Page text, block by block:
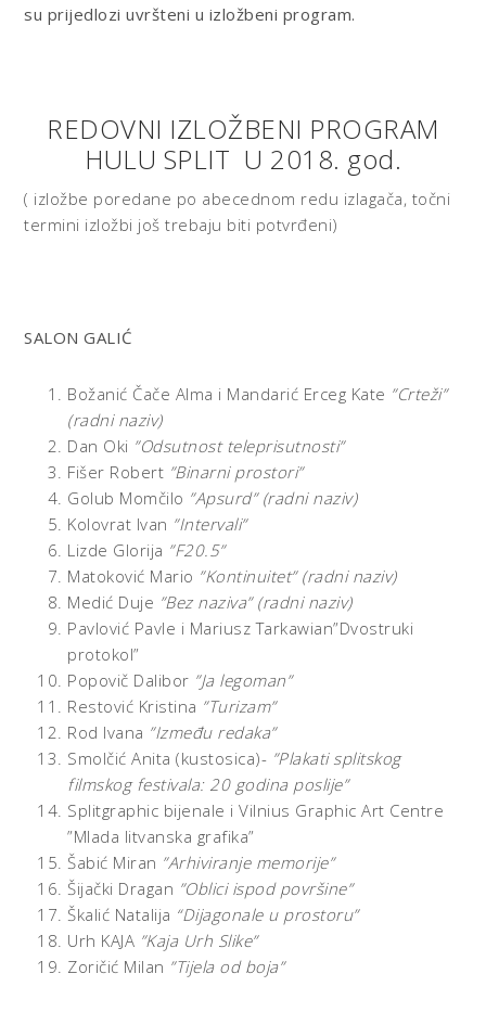
su prijedlozi uvršteni u izložbeni program.
REDOVNI IZLOŽBENI PROGRAM
HULU SPLIT U 2018. god.
( izložbe poredane po abecednom redu izlagača, točni
termini izložbi još trebaju biti potvrđeni)
SALON GALIĆ
Božanić Čače Alma i Mandarić Erceg Kate ”Crteži”
(radni naziv)
Dan Oki ”Odsutnost teleprisutnosti”
Fišer Robert ”Binarni prostori”
Golub Momčilo ”Apsurd” (radni naziv)
Kolovrat Ivan ”Intervali”
Lizde Glorija ”F20.5”
Matoković Mario ”Kontinuitet” (radni naziv)
Medić Duje ”Bez naziva” (radni naziv)
Pavlović Pavle i Mariusz Tarkawian”Dvostruki
protokol”
Popovič Dalibor ”Ja legoman”
Restović Kristina ”Turizam”
Rod Ivana ”Između redaka”
Smolčić Anita (kustosica)- ”Plakati splitskog
filmskog festivala: 20 godina poslije”
Splitgraphic bijenale i Vilnius Graphic Art Centre
”Mlada litvanska grafika”
Šabić Miran ”Arhiviranje memorije”
Šijački Dragan ”Oblici ispod površine”
Škalić Natalija “Dijagonale u prostoru”
Urh KAJA ”Kaja Urh Slike”
Zoričić Milan ”Tijela od boja”